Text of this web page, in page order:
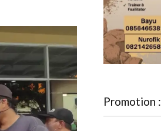
Promotion :